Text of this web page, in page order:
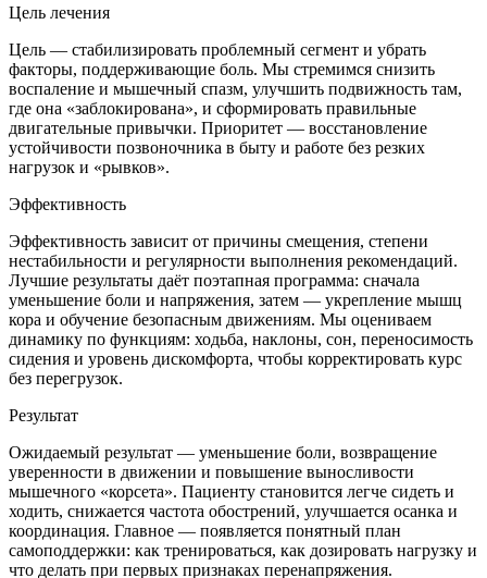
Цель лечения
Цель — стабилизировать проблемный сегмент и убрать
факторы, поддерживающие боль. Мы стремимся снизить
воспаление и мышечный спазм, улучшить подвижность там,
где она «заблокирована», и сформировать правильные
двигательные привычки. Приоритет — восстановление
устойчивости позвоночника в быту и работе без резких
нагрузок и «рывков».
Эффективность
Эффективность зависит от причины смещения, степени
нестабильности и регулярности выполнения рекомендаций.
Лучшие результаты даёт поэтапная программа: сначала
уменьшение боли и напряжения, затем — укрепление мышц
кора и обучение безопасным движениям. Мы оцениваем
динамику по функциям: ходьба, наклоны, сон, переносимость
сидения и уровень дискомфорта, чтобы корректировать курс
без перегрузок.
Результат
Ожидаемый результат — уменьшение боли, возвращение
уверенности в движении и повышение выносливости
мышечного «корсета». Пациенту становится легче сидеть и
ходить, снижается частота обострений, улучшается осанка и
координация. Главное — появляется понятный план
самоподдержки: как тренироваться, как дозировать нагрузку и
что делать при первых признаках перенапряжения.